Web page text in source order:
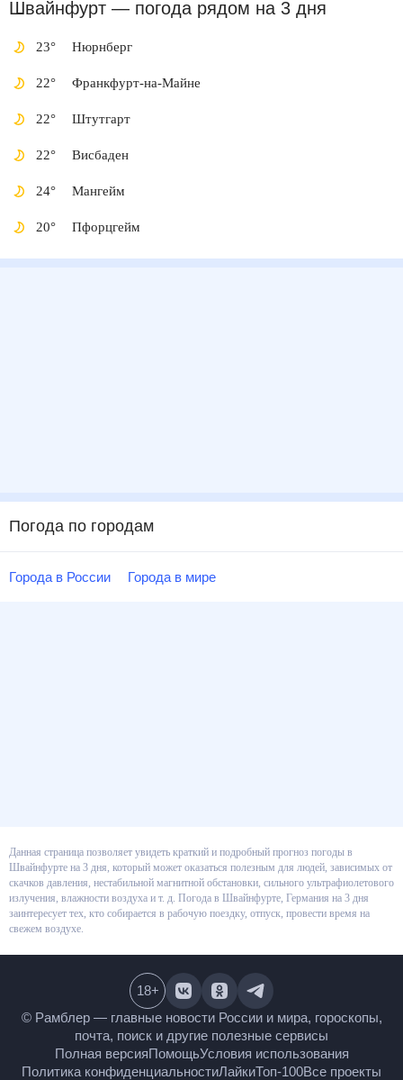
Швайнфурт — погода рядом на 3 дня
23° Нюрнберг
22° Франкфурт-на-Майне
22° Штутгарт
22° Висбаден
24° Мангейм
20° Пфорцгейм
Погода по городам
Города в России Города в мире
Данная страница позволяет увидеть краткий и подробный прогноз
погоды в Швайнфурте на 3 дня, который может оказаться полезным для
людей, зависимых от скачков давления, нестабильной магнитной
обстановки, сильного ультрафиолетового излучения, влажности воздуха
и т. д. Погода в Швайнфурте, Германия на 3 дня заинтересует тех, кто
собирается в рабочую поездку, отпуск, провести время на свежем
© Рамблер — главные новости России и мира,
гороскопы, почта, поиск и другие полезные сервисы
Полная версияПомощьУсловия использования
18+